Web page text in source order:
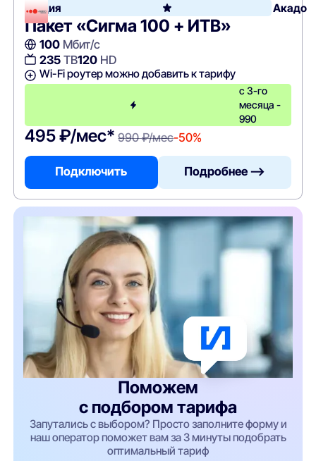
Акция Акадо
Пакет «Сигма 100 + ИТВ»
100Мбит/с
235ТВ120HD
Wi-Fi роутер можно добавить к тарифу
с 3-го
месяца -
990
495 ₽/мес* 990 ₽/мес-50%
Подключить Подробнее —>
Поможем
с подбором тарифа
Запутались с выбором? Просто заполните форму и
наш оператор поможет вам за 3 минуты подобрать
оптимальный тариф